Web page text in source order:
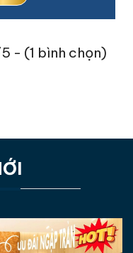
- (1 bình chọn)